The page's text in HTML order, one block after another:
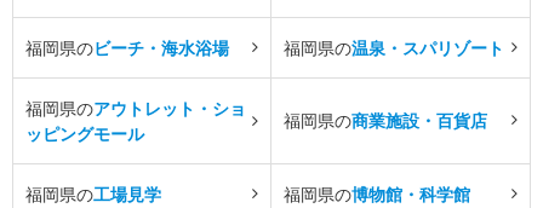
福岡県のビーチ・海水浴場 福岡県の温泉・スパリゾート
福岡県のアウトレット・ショ
ッピングモール
福岡県の商業施設・百貨店
福岡県の工場見学 福岡県の博物館・科学館